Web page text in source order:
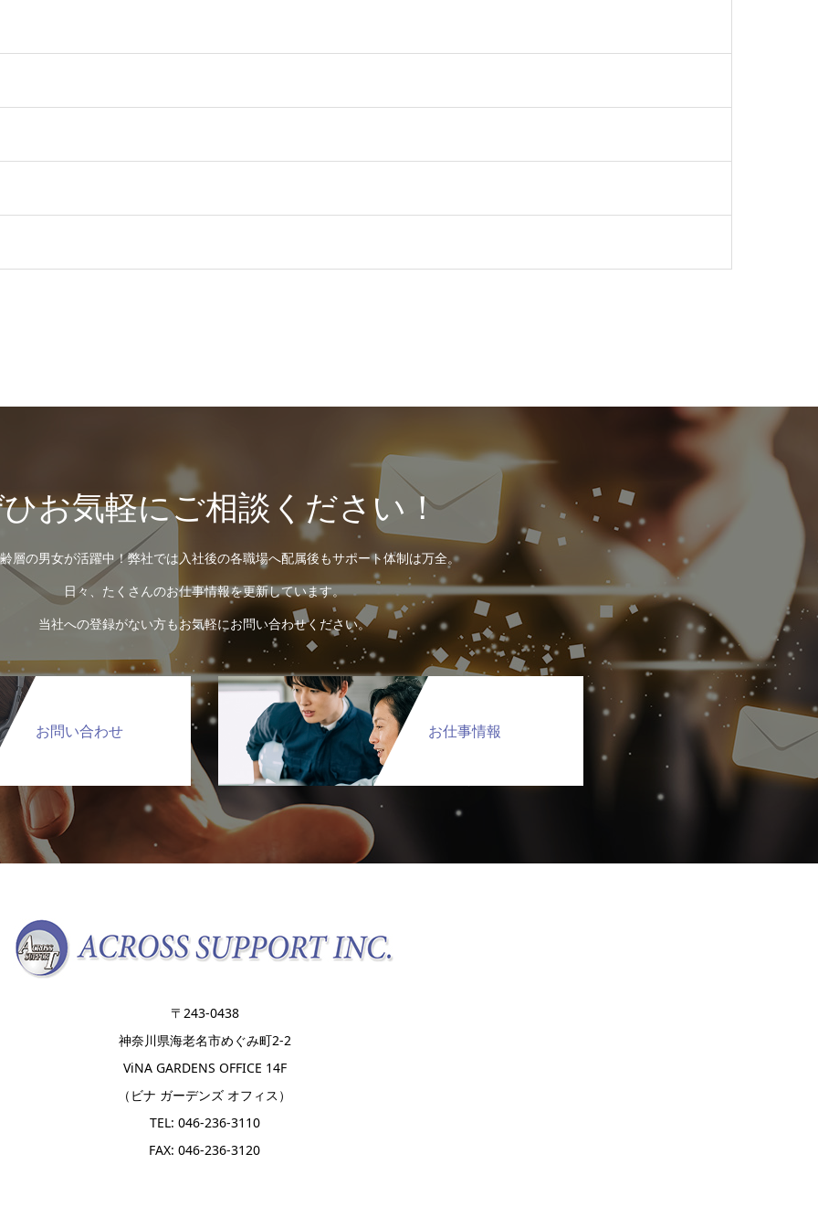
お気軽にご相談ください！
層の男女が活躍中！弊社では入社後の各職場へ配属後もサポート体制は万全。
日々、たくさんのお仕事情報を更新しています。
当社への登録がない方もお気軽にお問い合わせください。
お問い合わせ お仕事情報
〒243-0438
神奈川県海老名市めぐみ町2-2
ViNA GARDENS OFFICE 14F
（ビナ ガーデンズ オフィス）
TEL: 046-236-3110
FAX: 046-236-3120